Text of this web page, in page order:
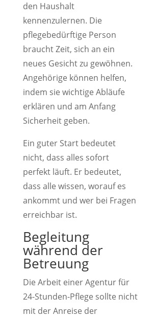
den Haushalt
kennenzulernen. Die
pflegebedürftige Person
braucht Zeit, sich an ein
neues Gesicht zu gewöhnen.
Angehörige können helfen,
indem sie wichtige Abläufe
erklären und am Anfang
Sicherheit geben.
Ein guter Start bedeutet
nicht, dass alles sofort
perfekt läuft. Er bedeutet,
dass alle wissen, worauf es
ankommt und wer bei Fragen
erreichbar ist.
Begleitung
während der
Betreuung
Die Arbeit einer Agentur für
24-Stunden-Pflege sollte nicht
mit der Anreise der